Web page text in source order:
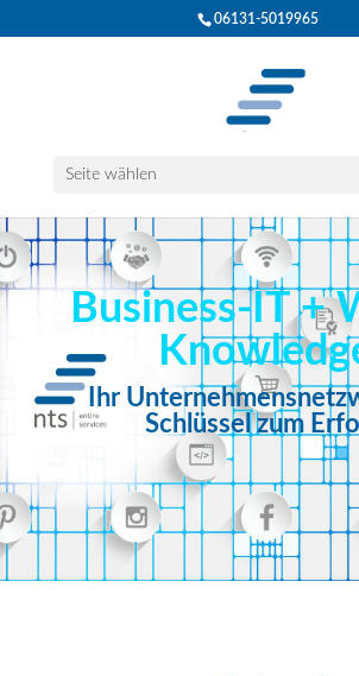
06131-5019965
Seite wählen
Business-IT +
Ihr
Schlüssel zum